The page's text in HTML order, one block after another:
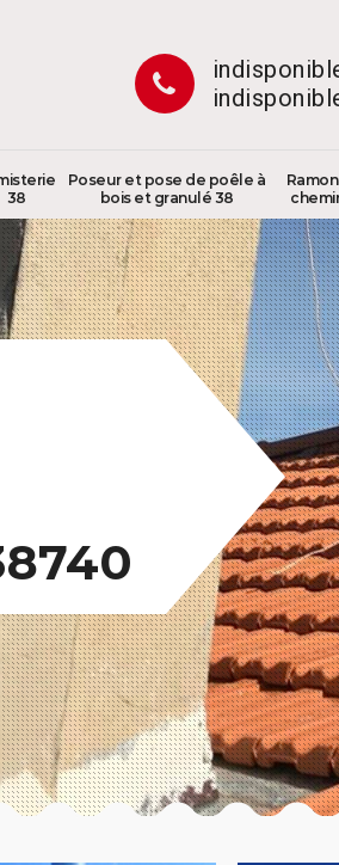
38
Poseur et pose de poêle à
bois et granulé 38